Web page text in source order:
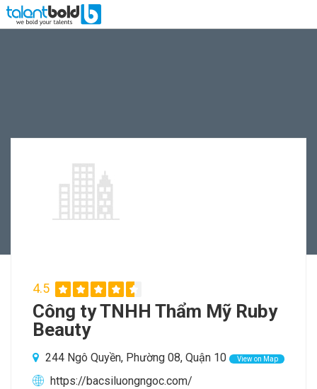
4.5
Công ty TNHH Thẩm Mỹ Ruby
Beauty
244 Ngô Quyền, Phường 08, Quận 10 View on Map
https://bacsiluongngoc.com/